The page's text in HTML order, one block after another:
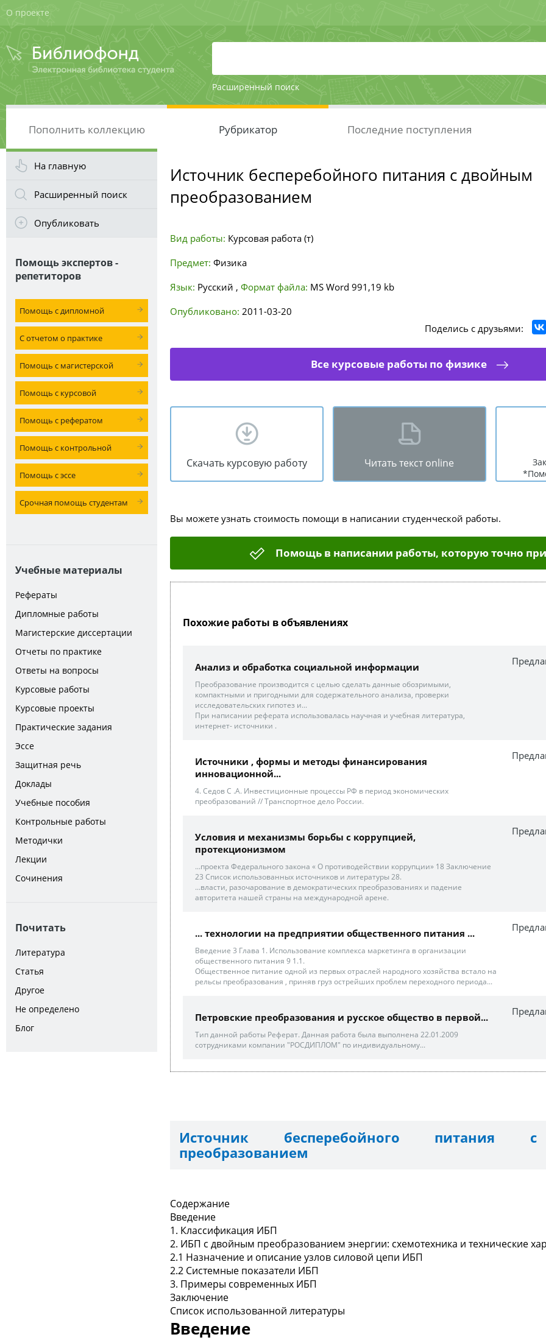
О проекте
Расширенный поиск
Пополнить коллекцию Рубрикатор Последние поступления
На главную
Расширенный поиск
Опубликовать
Помощь экспертов -
репетиторов
Помощь с дипломной
С отчетом о практике
Помощь с магистерской
Помощь с курсовой
Помощь с рефератом
Помощь с контрольной
Помощь с эссе
Срочная помощь студентам
Учебные материалы
Рефераты
Дипломные работы
Магистерские диссертации
Отчеты по практике
Ответы на вопросы
Курсовые работы
Курсовые проекты
Практические задания
Эссе
Защитная речь
Доклады
Учебные пособия
Контрольные работы
Методички
Лекции
Сочинения
Почитать
Литература
Статья
Другое
Не определено
Блог
Источник бесперебойного питания с двойным
преобразованием
Вид работы: Курсовая работа (т)
Предмет: Физика
Язык: Русский , Формат файла: MS Word 991,19 kb
Опубликовано: 2011-03-20
Поделись с друзьями:
Все курсовые работы по физике
Скачать курсовую работу Читать текст online
Вы можете узнать стоимость помощи в написании студенческой работы.
Помощь в написании работы, которую точно
Похожие работы в объявлениях
Анализ и обработка социальной информации
Преобразование производится с целью сделать данные обозримыми,
компактными и пригодными для содержательного анализа, проверки
исследовательских гипотез и...
При написании реферата использовалась научная и учебная литература,
интернет- источники .
Источники , формы и методы финансирования
инновационной...
4. Седов С .А. Инвестиционные процессы РФ в период экономических
преобразований // Транспортное дело России.
Условия и механизмы борьбы с коррупцией,
протекционизмом
...проекта Федерального закона « О противодействии коррупции» 18 Заключение
23 Список использованных источников и литературы 28.
...власти, разочарование в демократических преобразованиях и падение
авторитета нашей страны на международной арене.
... технологии на предприятии общественного питания ...
Введение 3 Глава 1. Использование комплекса маркетинга в организации
общественного питания 9 1.1.
Общественное питание одной из первых отраслей народного хозяйства встало на
рельсы преобразования , приняв груз острейших проблем переходного периода...
Петровские преобразования и русское общество в первой...
Тип данной работы Реферат. Данная работа была выполнена 22.01.2009
сотрудниками компании "РОСДИПЛОМ" по индивидуальному...
Источник бесперебойного питания
преобразованием
Содержание
Введение
1. Классификация ИБП
2. ИБП с двойным преобразованием энергии: схемотехника и технические
2.1 Назначение и описание узлов силовой цепи ИБП
2.2 Системные показатели ИБП
3. Примеры современных ИБП
Заключение
Список использованной литературы
Введение